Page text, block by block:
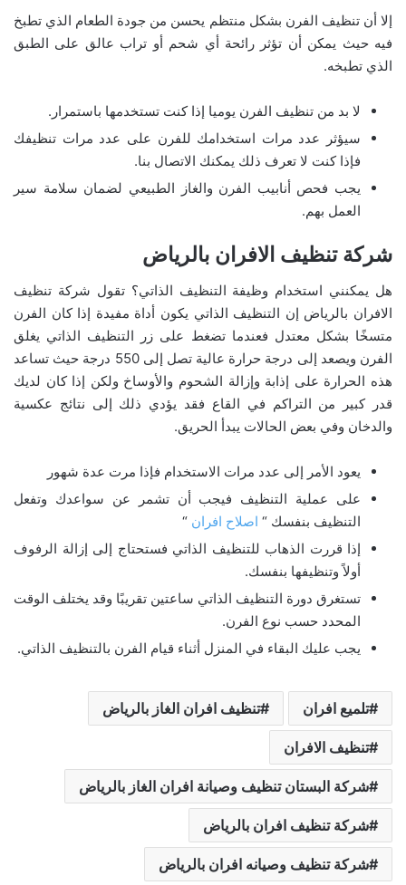
إلا أن تنظيف الفرن بشكل منتظم يحسن من جودة الطعام الذي تطبخ
فيه حيث يمكن أن تؤثر رائحة أي شحم أو تراب عالق على الطبق
الذي تطبخه.
لا بد من تنظيف الفرن يوميا إذا كنت تستخدمها باستمرار.
سيؤثر عدد مرات استخدامك للفرن على عدد مرات تنظيفك
فإذا كنت لا تعرف ذلك يمكنك الاتصال بنا.
يجب فحص أنابيب الفرن والغاز الطبيعي لضمان سلامة سير
العمل بهم.
شركة تنظيف الافران بالرياض
هل يمكنني استخدام وظيفة التنظيف الذاتي؟ تقول شركة تنظيف
الافران بالرياض إن التنظيف الذاتي يكون أداة مفيدة إذا كان الفرن
متسخًا بشكل معتدل فعندما تضغط على زر التنظيف الذاتي يغلق
الفرن ويصعد إلى درجة حرارة عالية تصل إلى 550 درجة حيث تساعد
هذه الحرارة على إذابة وإزالة الشحوم والأوساخ ولكن إذا كان لديك
قدر كبير من التراكم في القاع فقد يؤدي ذلك إلى نتائج عكسية
والدخان وفي بعض الحالات يبدأ الحريق.
يعود الأمر إلى عدد مرات الاستخدام فإذا مرت عدة شهور
على عملية التنظيف فيجب أن تشمر عن سواعدك وتفعل
التنظيف بنفسك “ اصلاح افران “
إذا قررت الذهاب للتنظيف الذاتي فستحتاج إلى إزالة الرفوف
أولاً وتنظيفها بنفسك.
تستغرق دورة التنظيف الذاتي ساعتين تقريبًا وقد يختلف الوقت
المحدد حسب نوع الفرن.
يجب عليك البقاء في المنزل أثناء قيام الفرن بالتنظيف الذاتي.
تلميع افران تنظيف افران الغاز بالرياض
تنظيف الافران
شركة البستان تنظيف وصيانة افران الغاز بالرياض
شركة تنظيف افران بالرياض
شركة تنظيف وصيانه افران بالرياض